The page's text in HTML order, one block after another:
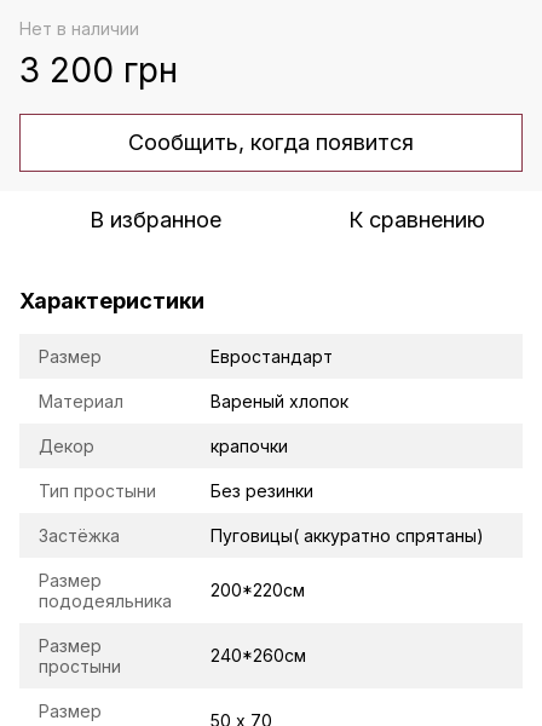
Нет в наличии
3 200 грн
Сообщить, когда появится
В избранное К сравнению
Характеристики
Размер Евростандарт
Материал Вареный хлопок
Декор крапочки
Тип простыни Без резинки
Застёжка Пуговицы( аккуратно спрятаны)
Размер
пододеяльника
200*220см
Размер
простыни
240*260см
Размер
50 х 70